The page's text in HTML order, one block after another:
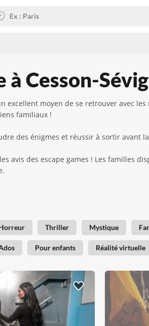
à Cesson-
excellent moyen de se retrouver avec
familiaux !
des énigmes et réussir à sortir avant
avis des escape games ! Les familles
Thriller Mystique
Pour enfants Réalité virtuelle